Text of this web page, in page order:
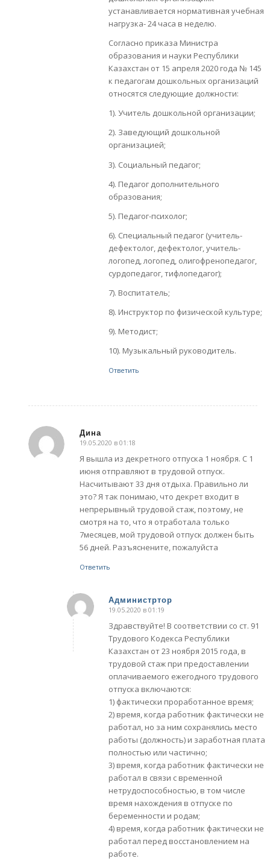
устанавливается нормативная учебная
нагрузка- 24 часа в неделю.
Согласно приказа Министра
образования и науки Республики
Казахстан от 15 апреля 2020 года № 145
к педагогам дошкольных организаций
относятся следующие должности:
1). Учитель дошкольной организации;
2). Заведующий дошкольной
организацией;
3). Социальный педагог;
4). Педагог дополнительного
образования;
5). Педагог-психолог;
6). Специальный педагог (учитель-
дефектолог, дефектолог, учитель-
логопед, логопед, олигофренопедагог,
сурдопедагог, тифлопедагог);
7). Воспитатель;
8). Инструктор по физической культуре;
9). Методист;
10). Музыкальный руководитель.
Ответить
Дина
говорит:
19.05.2020 в 01:18
Я вышла из декретного отпуска 1 ноября. С 1
июня отправляют в трудовой отпуск.
Насчитывают 33 дня отдыха. Правильно ли
это? Я так понимаю, что декрет входит в
непрерывный трудовой стаж, поэтому, не
смотря на то, что я отработала только
7месяцев, мой трудовой отпуск должен быть
56 дней. Разъяснените, пожалуйста
Ответить
Администртор
говорит:
19.05.2020 в 01:19
Здравствуйте! В соответствии со ст. 91
Трудового Кодекса Республики
Казахстан от 23 ноября 2015 года, в
трудовой стаж при предоставлении
оплачиваемого ежегодного трудового
отпуска включаются:
1) фактически проработанное время;
2) время, когда работник фактически не
работал, но за ним сохранялись место
работы (должность) и заработная плата
полностью или частично;
3) время, когда работник фактически не
работал в связи с временной
нетрудоспособностью, в том числе
время нахождения в отпуске по
беременности и родам;
4) время, когда работник фактически не
работал перед восстановлением на
работе.